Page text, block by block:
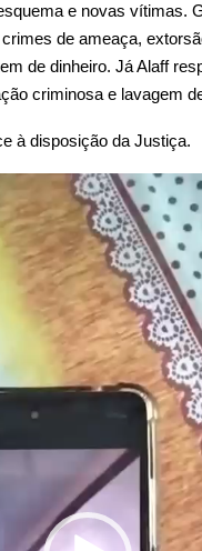
e novas vítimas.
de ameaça,
de dinheiro. Já Alaff
criminosa e lavagem
à disposição da Justiça.